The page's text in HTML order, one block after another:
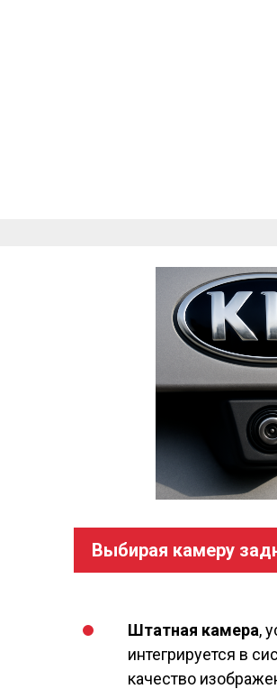
Выбирая камеру
Штатная камера,
интегрируется в
качество